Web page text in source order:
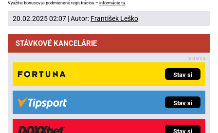
Využitie bonusov je podmienené registráciou – informácie tu.
20.02.2025 02:07 | Autor: František Leško
STÁVKOVÉ KANCELÁRIE
Stav si
Stav si
Stav si